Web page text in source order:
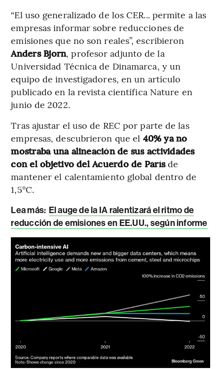
“El uso generalizado de los CER... permite a las
empresas informar sobre reducciones de
emisiones que no son reales”, escribieron
Anders Bjorn, profesor adjunto de la
Universidad Técnica de Dinamarca, y un
equipo de investigadores, en un artículo
publicado en la revista científica Nature en
junio de 2022.
Tras ajustar el uso de REC por parte de las
empresas, descubrieron que el 40% ya no
mostraba una alineación de sus actividades
con el objetivo del Acuerdo de Parísde
mantener el calentamiento global dentro de
1,5°C.
Lea más: El auge de la IA ralentizará el ritmo de
reducción de emisiones en EE.UU., según informe